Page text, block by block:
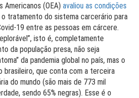
Americanos (OEA) avaliou as condições
tratamento do sistema carcerário para
19 entre as pessoas em cárcere.
isto é, completamente
da população presa, não seja
da pandemia global no país, mas o
brasileiro, que conta com a terceira
do mundo (são mais de 773 mil
sendo 65% negras). Esse é o